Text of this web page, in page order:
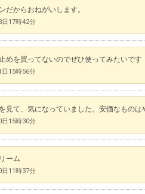
だからおねがいします。
日17時42分
めを買ってないのでぜひ使ってみたいです
日15時56分
見て、気になっていました。安価なもの
日15時30分
ーム
日11時37分